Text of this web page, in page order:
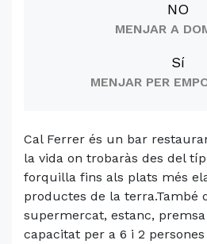
NO
MENJAR A
Sí
MENJAR PER
Cal Ferrer és un bar
la vida on trobaràs des del
forquilla fins als plats més
productes de la terra.També
supermercat, estanc,
capacitat per a 6 i 2